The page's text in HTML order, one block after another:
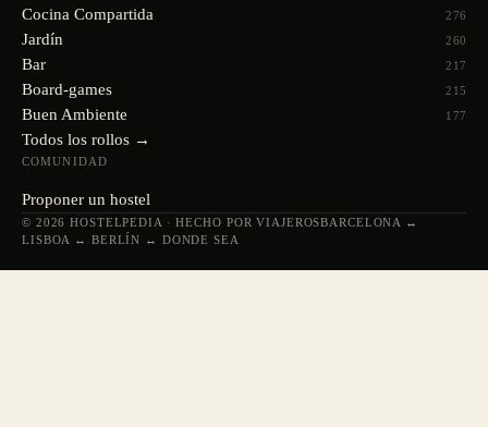
Cocina Compartida 276
Jardín 260
Bar 217
Board-games 215
Buen Ambiente 177
Todos los rollos →
COMUNIDAD
Proponer un hostel
© 2026 HOSTELPEDIA · HECHO POR VIAJEROSBARCELONA ↔
LISBOA ↔ BERLÍN ↔ DONDE SEA